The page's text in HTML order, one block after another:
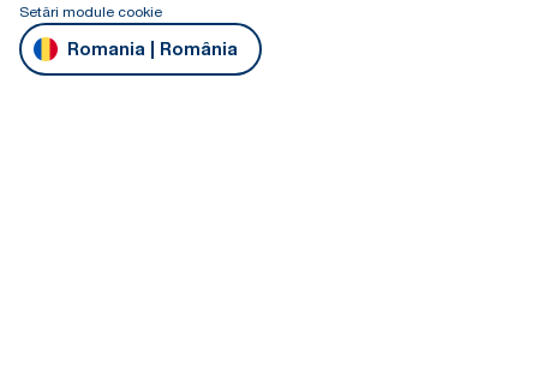
Setări module cookie
Romania | România